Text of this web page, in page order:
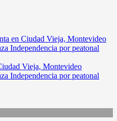
Vieja, Montevideo
Independencia por peatonal